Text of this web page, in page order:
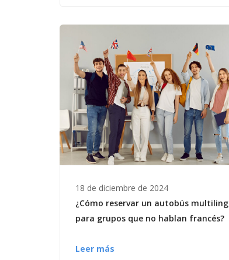
18 de diciembre de 2024
¿Cómo reservar un autobús
para grupos que no hablan francés?
Leer más